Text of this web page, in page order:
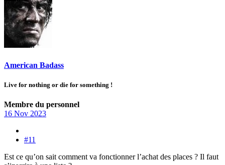
American Badass
Live for nothing or die for something !
Membre du personnel
16 Nov 2023
#11
Est ce qu’on sait comment va fonctionner l’achat des places ? Il faut